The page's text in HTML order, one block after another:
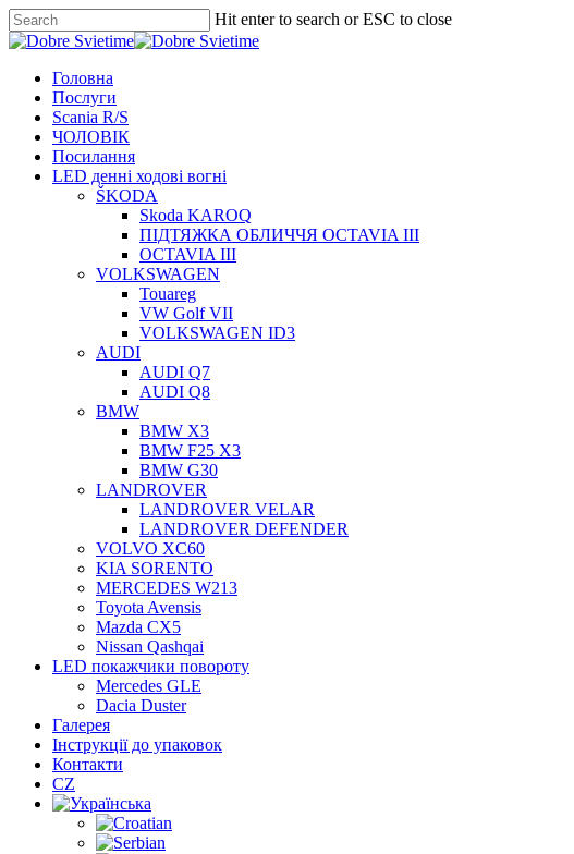
Skip
to
content
Hit enter to search or ESC to close
Close
Menu
Головна
Послуги
Scania R/S
ЧОЛОВІК
Посилання
LED денні ходові вогні
ŠKODA
Skoda KAROQ
ПІДТЯЖКА ОБЛИЧЧЯ OCTAVIA III
OCTAVIA III
VOLKSWAGEN
Touareg
VW Golf VII
VOLKSWAGEN ID3
AUDI
AUDI Q7
AUDI Q8
BMW
BMW X3
BMW F25 X3
BMW G30
LANDROVER
LANDROVER VELAR
LANDROVER DEFENDER
VOLVO XC60
KIA SORENTO
MERCEDES W213
Toyota Avensis
Mazda CX5
Nissan Qashqai
LED покажчики повороту
Mercedes GLE
Dacia Duster
Галерея
Інструкції до упаковок
Контакти
CZ